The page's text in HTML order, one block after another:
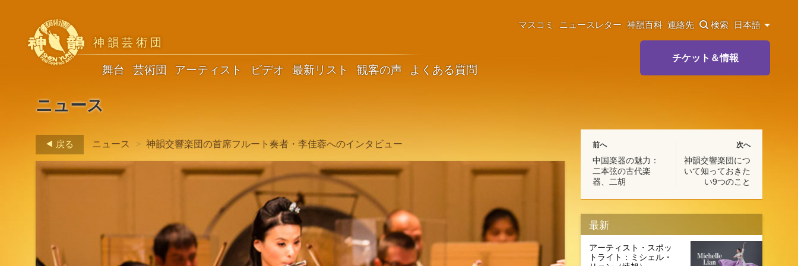
神韻芸術団
舞台 芸術団 アーティスト ビデオ 最新リスト 観客の声 よくある質問
マスコミ ニュースレター 神韻百科 連絡先 検索 日本語
チケット＆情報
ニュース
戻る ニュース > 神韻交響楽団の首席フルート奏者・李佳蓉へのインタビュー 前へ
中国楽器の魅力：
二本弦の古代楽
器、二胡
次へ
神韻交響楽団につ
いて知っておきた
い9つのこと
最新
アーティスト・スポッ
トライト：ミシェル・